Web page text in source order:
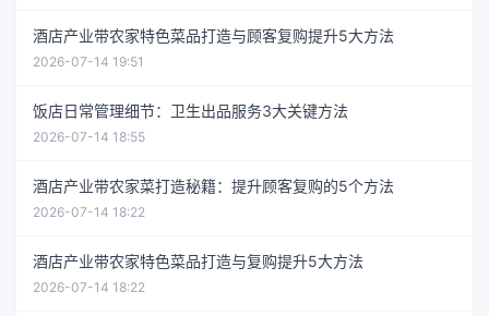
酒店产业带农家特色菜品打造与顾客复购提升5大方法
2026-07-14 19:51
饭店日常管理细节：卫生出品服务3大关键方法
2026-07-14 18:55
酒店产业带农家菜打造秘籍：提升顾客复购的5个方法
2026-07-14 18:22
酒店产业带农家特色菜品打造与复购提升5大方法
2026-07-14 18:22